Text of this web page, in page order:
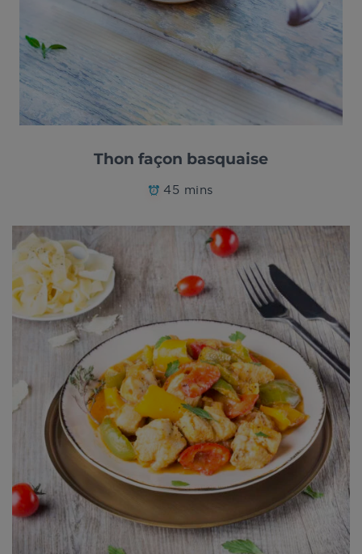
Thon façon basquaise
45 mins